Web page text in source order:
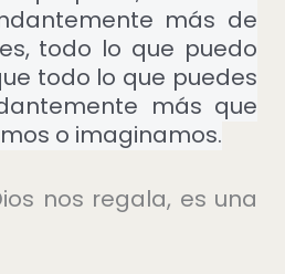
más de
todo lo que puedo
todo lo que puedes
más que
o imaginamos.
nos regala, es una